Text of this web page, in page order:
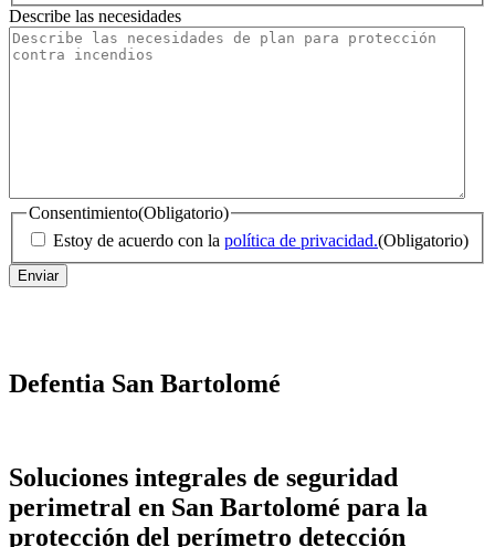
Describe las necesidades
Consentimiento(Obligatorio)
Estoy de acuerdo con la política de privacidad.(Obligatorio)
Defentia San Bartolomé
Soluciones integrales de seguridad
perimetral en San Bartolomé para la
protección del perímetro detección